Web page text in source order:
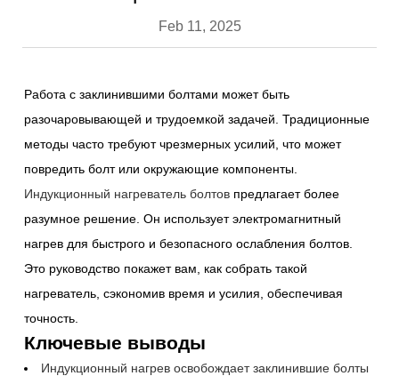
Feb 11, 2025
Работа с заклинившими болтами может быть
разочаровывающей и трудоемкой задачей. Традиционные
методы часто требуют чрезмерных усилий, что может
повредить болт или окружающие компоненты.
Индукционный нагреватель болтов предлагает более
разумное решение. Он использует электромагнитный
нагрев для быстрого и безопасного ослабления болтов.
Это руководство покажет вам, как собрать такой
нагреватель, сэкономив время и усилия, обеспечивая
точность.
Ключевые выводы
Индукционный нагрев освобождает заклинившие болты